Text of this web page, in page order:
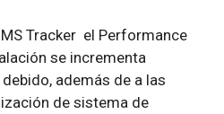
Tracker el Performance
se incrementa
además de a las
de sistema de